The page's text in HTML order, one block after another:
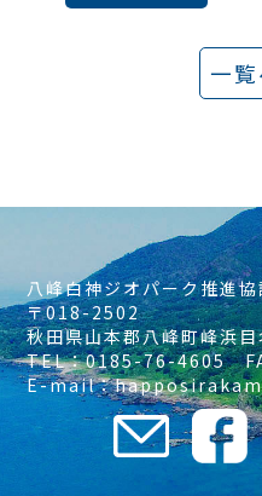
一覧
八峰白神ジオパーク推進
〒018-2502
秋田県山本郡八峰町峰浜
TEL：0185-76-4605
E-mail：